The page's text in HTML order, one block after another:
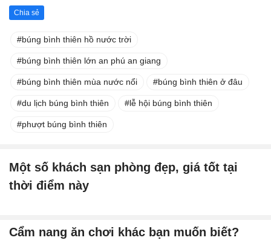
Chia sẻ
búng bình thiên hồ nước trời
búng bình thiên lớn an phú an giang
búng bình thiên mùa nước nổi búng bình thiên ở đâu
du lịch búng bình thiên lễ hội búng bình thiên
phượt búng bình thiên
Một số khách sạn phòng đẹp, giá tốt tại
thời điểm này
Cẩm nang ăn chơi khác bạn muốn biết?